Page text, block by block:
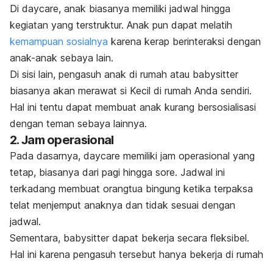
Di daycare, anak biasanya memiliki jadwal hingga
kegiatan yang terstruktur. Anak pun dapat melatih
kemampuan sosialnya karena kerap berinteraksi dengan
anak-anak sebaya lain.
Di sisi lain, pengasuh anak di rumah atau babysitter
biasanya akan merawat si Kecil di rumah Anda sendiri.
Hal ini tentu dapat membuat anak kurang bersosialisasi
dengan teman sebaya lainnya.
2. Jam operasional
Pada dasarnya, daycare memiliki jam operasional yang
tetap, biasanya dari pagi hingga sore. Jadwal ini
terkadang membuat orangtua bingung ketika terpaksa
telat menjemput anaknya dan tidak sesuai dengan
jadwal.
Sementara, babysitter dapat bekerja secara fleksibel.
Hal ini karena pengasuh tersebut hanya bekerja di rumah